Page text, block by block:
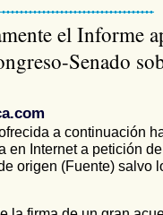
el Informe
Senado
a continuación
en Internet a petición
origen (Fuente) salvo